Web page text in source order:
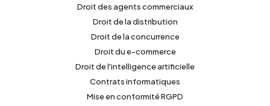
Droit des agents commerciaux
Droit de la distribution
Droit de la concurrence
Droit du e-commerce
Droit de l'intelligence artificielle
Contrats informatiques
Mise en conformité RGPD